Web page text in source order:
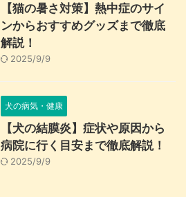
【猫の暑さ対策】熱中症のサイ
ンからおすすめグッズまで徹底
解説！
2025/9/9
犬の病気・健康
【犬の結膜炎】症状や原因から
病院に行く目安まで徹底解説！
2025/9/9